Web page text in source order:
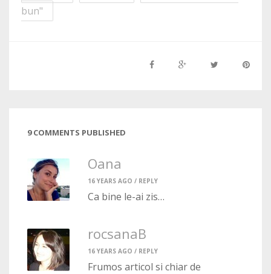
bun"
9 COMMENTS PUBLISHED
Oana
16 YEARS AGO / REPLY
Ca bine le-ai zis…
rocsanaB
16 YEARS AGO / REPLY
Frumos articol si chiar de